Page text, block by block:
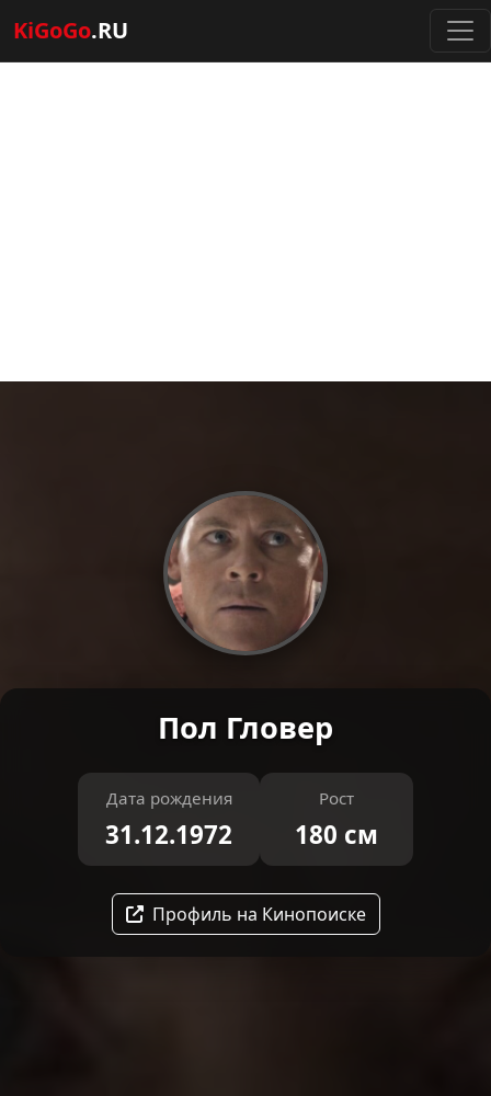
KiGoGo.RU
Пол Гловер
Дата рождения
31.12.1972
Рост
180 см
Профиль на Кинопоиске